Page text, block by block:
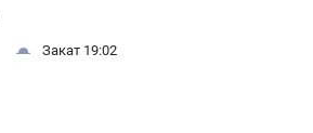
Закат 19:02